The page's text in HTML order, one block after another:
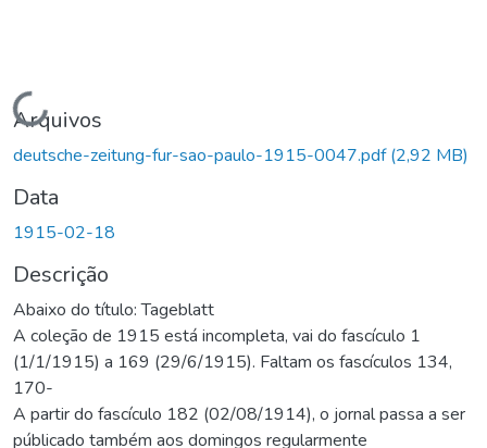
Carregando...
Arquivos
deutsche-zeitung-fur-sao-paulo-1915-0047.pdf(2,92 MB)
Data
1915-02-18
Descrição
Abaixo do título: Tageblatt
A coleção de 1915 está incompleta, vai do fascículo 1
(1/1/1915) a 169 (29/6/1915). Faltam os fascículos 134,
170-
A partir do fascículo 182 (02/08/1914), o jornal passa a ser
públicado também aos domingos regularmente